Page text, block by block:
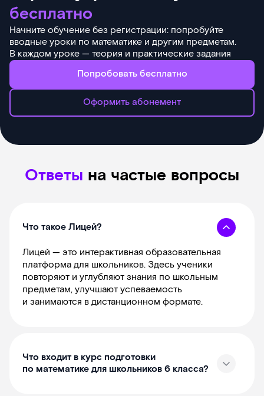
бесплатно
Начните обучение без регистрации: попробуйте
вводные уроки по математике и другим предметам.
В каждом уроке — теория и практические задания
Попробовать бесплатно
Оформить абонемент
Ответы на частые вопросы
Что такое Лицей?
Лицей — это интерактивная образовательная
платформа для школьников. Здесь ученики
повторяют и углубляют знания по школьным
предметам, улучшают успеваемость
и занимаются в дистанционном формате.
Что входит в курс подготовки
по математике для школьников 6 класса?